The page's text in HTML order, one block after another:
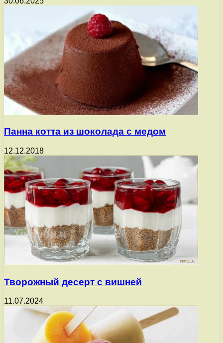
Панна котта из шоколада с медом
12.12.2018
Творожный десерт с вишней
11.07.2024